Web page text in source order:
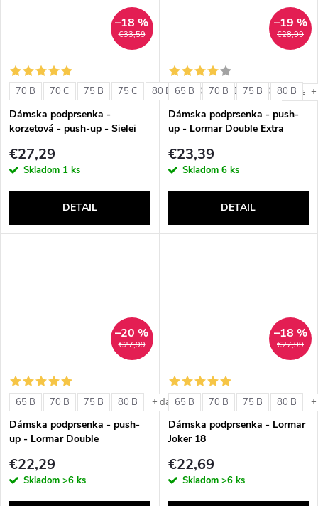
€33,59
–18 %
70 B 70 C 75 B 75 C 80 B 80 C 85 B 85 C +
Dámska podprsenka -
korzetová - push-up - Sielei
€27,29
Skladom 1 ks
DETAIL
€28,99
–19 %
65 B 70 B 75 B 80 B
Dámska podprsenka - push-
up - Lormar Double Extra
€23,39
Skladom 6 ks
DETAIL
€27,99
–20 %
65 B 70 B 75 B 80 B + ďalšie
Dámska podprsenka - push-
up - Lormar Double
€22,29
Skladom >6 ks
€27,99
–18 %
65 B 70 B 75 B 80 B
Dámska podprsenka - Lormar
Joker 18
€22,69
Skladom >6 ks